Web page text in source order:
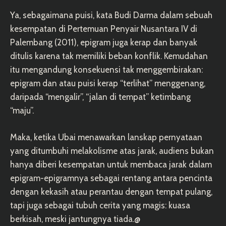
Ya, sebagaimana puisi, kata Budi Darma dalam sebuah
kesempatan di Pertemuan Penyair Nusantara IV di
Palembang (2011), epigram juga kerap dan banyak
ditulis karena tak memiliki beban konflik. Kemudahan
itu mengandung konsekuensi tak menggembirakan:
epigram dan atau puisi kerap “terlihat” menggenang,
daripada “mengalir”, “jalan di tempat” ketimbang
“maju”.
Maka, ketika Ubai menawarkan lanskap pernyataan
yang ditumbuhi melakolisme atas jarak, audiens bukan
hanya diberi kesempatan untuk membaca jarak dalam
epigram-epigramnya sebagai rentang antara pencinta
dengan kekasih atau perantau dengan tempat pulang,
tapi juga sebagai tubuh cerita yang magis: kuasa
berkisah, meski jantungnya tiada.@